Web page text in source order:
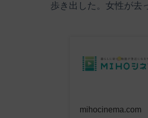
歩き出した。女性が去
mihocinema.com